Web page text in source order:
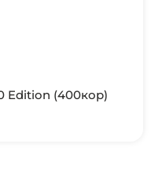
Упаковка ECO OpSalad 400 Edition (400кор)